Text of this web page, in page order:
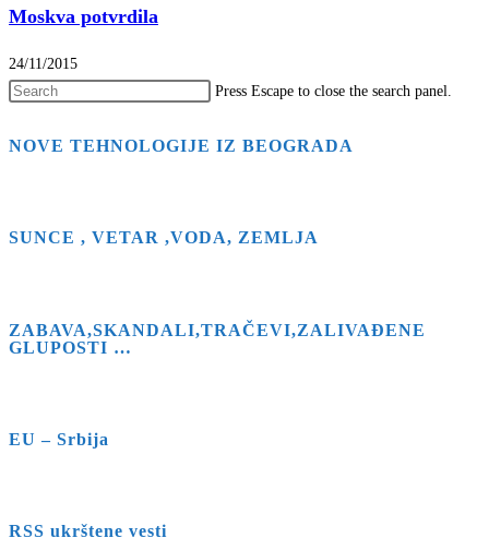
Moskva potvrdila
24/11/2015
Press Escape to close the search panel.
NOVE TEHNOLOGIJE IZ BEOGRADA
SUNCE , VETAR ,VODA, ZEMLJA
ZABAVA,SKANDALI,TRAČEVI,ZALIVAĐENE
GLUPOSTI …
EU – Srbija
RSS ukrštene vesti